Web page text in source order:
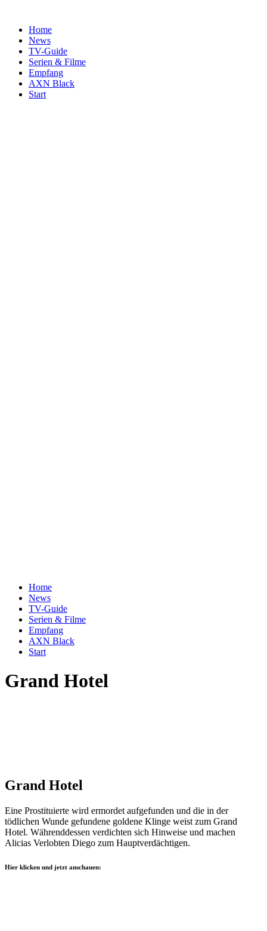
Home
News
TV-Guide
Serien & Filme
Empfang
AXN Black
Start
Home
News
TV-Guide
Serien & Filme
Empfang
AXN Black
Start
Grand Hotel
Grand Hotel
Eine Prostituierte wird ermordet aufgefunden und die in der
tödlichen Wunde gefundene goldene Klinge weist zum Grand
Hotel. Währenddessen verdichten sich Hinweise und machen
Alicias Verlobten Diego zum Hauptverdächtigen.
Hier klicken und jetzt anschauen: